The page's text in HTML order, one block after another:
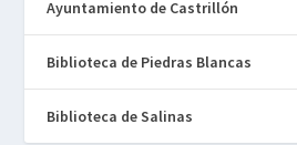
Ayuntamiento de Castrillón
Biblioteca de Piedras Blancas
Biblioteca de Salinas